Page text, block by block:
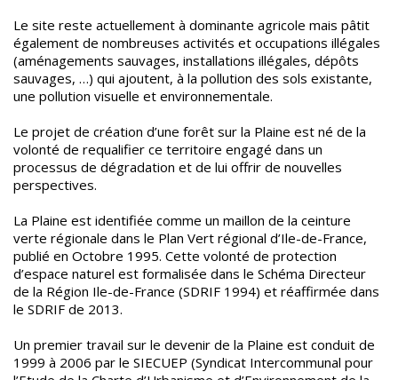
Le site reste actuellement à dominante agricole mais pâtit
également de nombreuses activités et occupations illégales
(aménagements sauvages, installations illégales, dépôts
sauvages, …) qui ajoutent, à la pollution des sols existante,
une pollution visuelle et environnementale.
Le projet de création d’une forêt sur la Plaine est né de la
volonté de requalifier ce territoire engagé dans un
processus de dégradation et de lui offrir de nouvelles
perspectives.
La Plaine est identifiée comme un maillon de la ceinture
verte régionale dans le Plan Vert régional d’Ile-de-France,
publié en Octobre 1995. Cette volonté de protection
d’espace naturel est formalisée dans le Schéma Directeur
de la Région Ile-de-France (SDRIF 1994) et réaffirmée dans
le SDRIF de 2013.
Un premier travail sur le devenir de la Plaine est conduit de
1999 à 2006 par le SIECUEP (Syndicat Intercommunal pour